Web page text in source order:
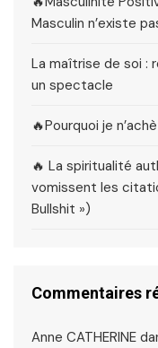
Masculin n’existe
La maîtrise de soi :
un spectacle
🔥Pourquoi je
🔥 La spiritualité
vomissent les
Bullshit »)
Commentaires
Anne CATHERINE